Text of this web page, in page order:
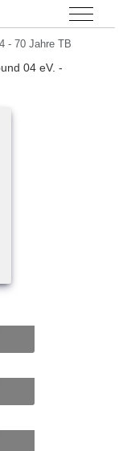
Off-
- 70 Jahre TB
04 eV. -